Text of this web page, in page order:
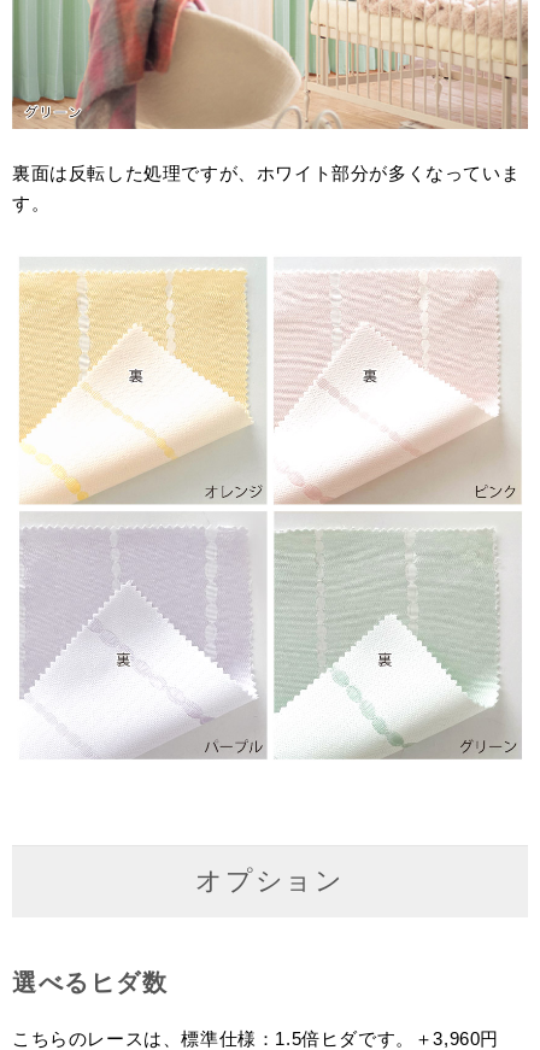
裏面は反転した処理ですが、ホワイト部分が多くなっていま
す。
オプション
選べるヒダ数
こちらのレースは、標準仕様：1.5倍ヒダです。＋3,960円